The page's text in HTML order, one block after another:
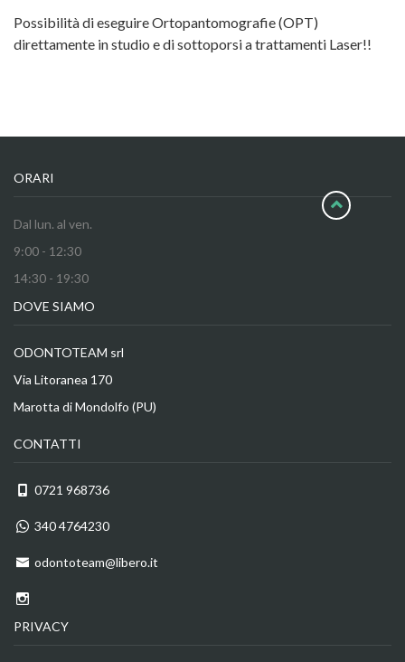
Possibilità di eseguire Ortopantomografie (OPT)
direttamente in studio e di sottoporsi a trattamenti Laser!!
ORARI
Dal lun. al ven.
9:00 - 12:30
14:30 - 19:30
DOVE SIAMO
ODONTOTEAM srl
Via Litoranea 170
Marotta di Mondolfo (PU)
CONTATTI
0721 968736
340 4764230
odontoteam@libero.it
PRIVACY